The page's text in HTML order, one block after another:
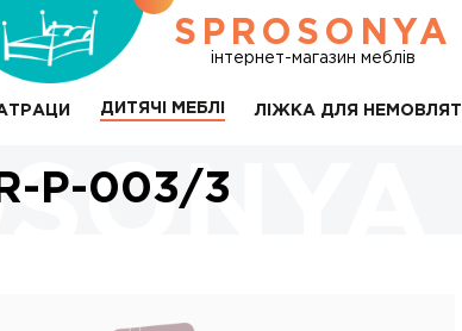
SPROSONYA
інтернет-магазин меблів
ДИТЯЧІ МЕБЛІ ЛІЖКА ДЛЯ НЕМОВЛЯТ
P-003/3